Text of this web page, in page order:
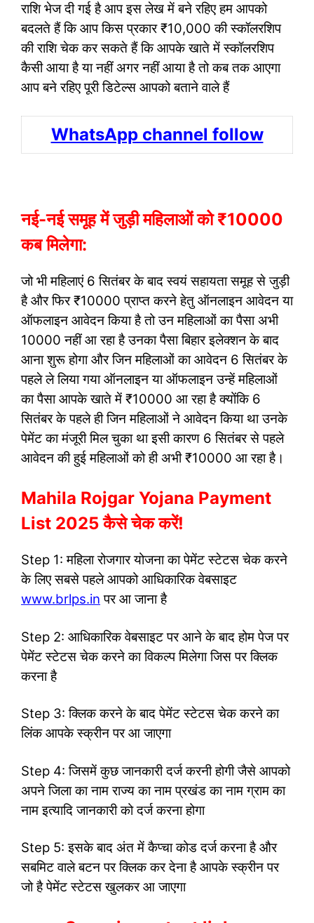
राशि भेज दी गई है आप इस लेख में बने रहिए हम आपको
बदलते हैं कि आप किस प्रकार ₹10,000 की स्कॉलरशिप
की राशि चेक कर सकते हैं कि आपके खाते में स्कॉलरशिप
कैसी आया है या नहीं अगर नहीं आया है तो कब तक आएगा
आप बने रहिए पूरी डिटेल्स आपको बताने वाले हैं
WhatsApp channel follow
नई-नई समूह में जुड़ी महिलाओं को ₹10000
कब मिलेगा:
जो भी महिलाएं 6 सितंबर के बाद स्वयं सहायता समूह से जुड़ी
है और फिर ₹10000 प्राप्त करने हेतु ऑनलाइन आवेदन या
ऑफलाइन आवेदन किया है तो उन महिलाओं का पैसा अभी
10000 नहीं आ रहा है उनका पैसा बिहार इलेक्शन के बाद
आना शुरू होगा और जिन महिलाओं का आवेदन 6 सितंबर के
पहले ले लिया गया ऑनलाइन या ऑफलाइन उन्हें महिलाओं
का पैसा आपके खाते में ₹10000 आ रहा है क्योंकि 6
सितंबर के पहले ही जिन महिलाओं ने आवेदन किया था उनके
पेमेंट का मंजूरी मिल चुका था इसी कारण 6 सितंबर से पहले
आवेदन की हुई महिलाओं को ही अभी ₹10000 आ रहा है।
Mahila Rojgar Yojana Payment
List 2025 कैसे चेक करें!
Step 1: महिला रोजगार योजना का पेमेंट स्टेटस चेक करने
के लिए सबसे पहले आपको आधिकारिक वेबसाइट
www.brlps.in पर आ जाना है
Step 2: आधिकारिक वेबसाइट पर आने के बाद होम पेज पर
पेमेंट स्टेटस चेक करने का विकल्प मिलेगा जिस पर क्लिक
करना है
Step 3: क्लिक करने के बाद पेमेंट स्टेटस चेक करने का
लिंक आपके स्क्रीन पर आ जाएगा
Step 4: जिसमें कुछ जानकारी दर्ज करनी होगी जैसे आपको
अपने जिला का नाम राज्य का नाम प्रखंड का नाम ग्राम का
नाम इत्यादि जानकारी को दर्ज करना होगा
Step 5: इसके बाद अंत में कैप्चा कोड दर्ज करना है और
सबमिट वाले बटन पर क्लिक कर देना है आपके स्क्रीन पर
जो है पेमेंट स्टेटस खुलकर आ जाएगा